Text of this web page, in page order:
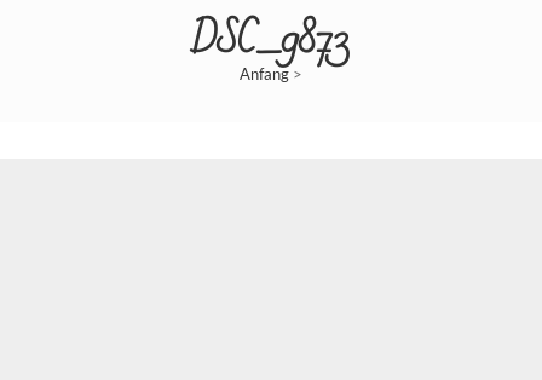
DSC_9873
Anfang >